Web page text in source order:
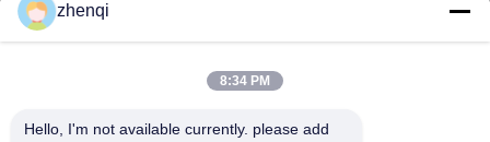
E-mail: mering@mandarinfireworks.com
zhenqi
8:34 PM
Hello, I'm not available currently. please add